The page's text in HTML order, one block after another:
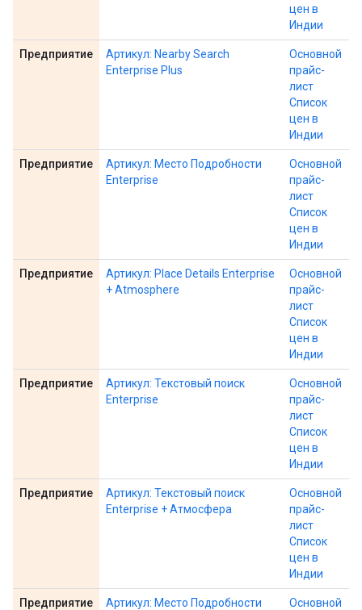
цен в
Индии
Предприятие
Артикул: Nearby Search
Enterprise Plus
Основной
прайс-
лист
Список
цен в
Индии
Предприятие
Артикул: Место Подробности
Enterprise
Основной
прайс-
лист
Список
цен в
Индии
Предприятие
Артикул: Place Details Enterprise
+ Atmosphere
Основной
прайс-
лист
Список
цен в
Индии
Предприятие
Артикул: Текстовый поиск
Enterprise
Основной
прайс-
лист
Список
цен в
Индии
Предприятие
Артикул: Текстовый поиск
Enterprise + Атмосфера
Основной
прайс-
лист
Список
цен в
Индии
Предприятие
Артикул: Место Подробности
Основной